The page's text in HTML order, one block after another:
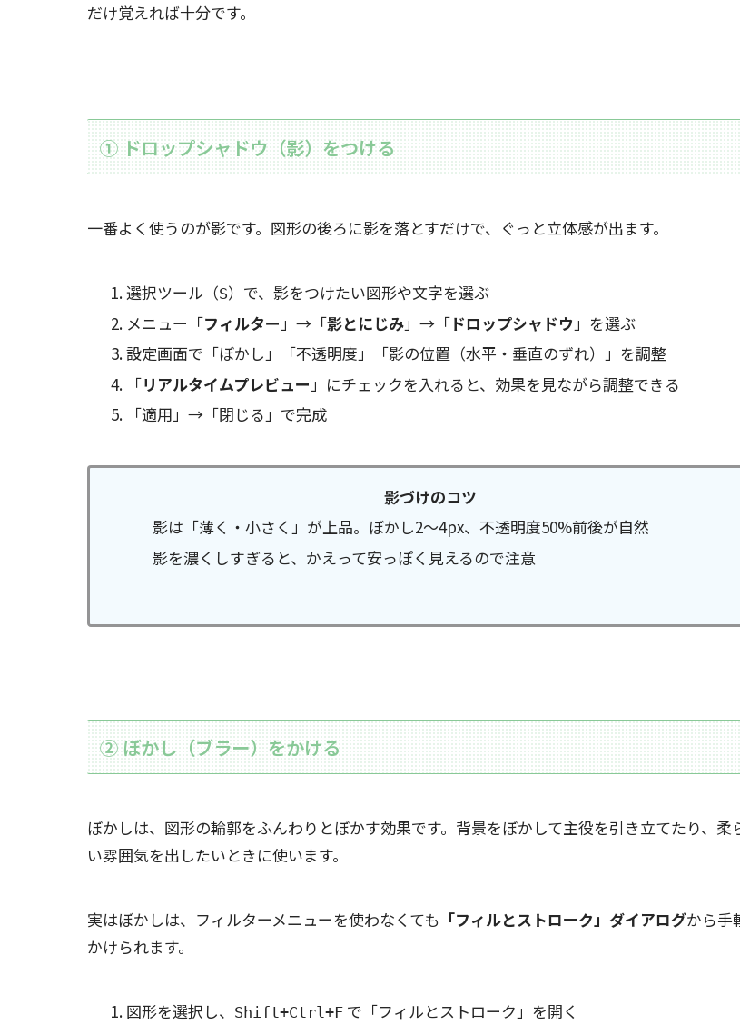
だけ覚えれば十分です。
① ドロップシャドウ（影）をつける
一番よく使うのが影です。図形の後ろに影を落とすだけで、ぐっと立体感が出ます。
選択ツール（S）で、影をつけたい図形や文字を選ぶ
メニュー「フィルター」→「影とにじみ」→「ドロップシャドウ」を選ぶ
設定画面で「ぼかし」「不透明度」「影の位置（水平・垂直のずれ）」を調整
「リアルタイムプレビュー 」にチェックを入れると、効果を見ながら調整できる
「適用」→「閉じる」で完成
影づけのコツ
影は「薄く・小さく」が上品。ぼかし2〜4px、不透明度50%前後が自然
影を濃くしすぎると、かえって安っぽく見えるので注意
② ぼかし（ブラー）をかける
ぼかしは、図形の輪郭をふんわりとぼかす効果です。背景をぼかして主役を引き立てたり、柔
い雰囲気を出したいときに使います。
実はぼかしは、フィルターメニューを使わなくても 「フィルとストローク」ダイアログから手
かけられます。
図形を選択し、 Shift+Ctrl+F で「フィルとストローク」を開く